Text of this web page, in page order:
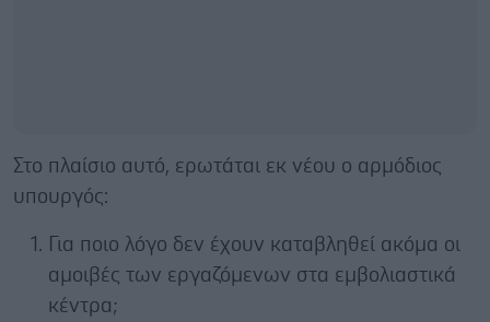
Στο πλαίσιο αυτό, ερωτάται εκ νέου ο αρμόδιος
υπουργός:
Για ποιο λόγο δεν έχουν καταβληθεί ακόμα οι
αμοιβές των εργαζόμενων στα εμβολιαστικά
κέντρα;